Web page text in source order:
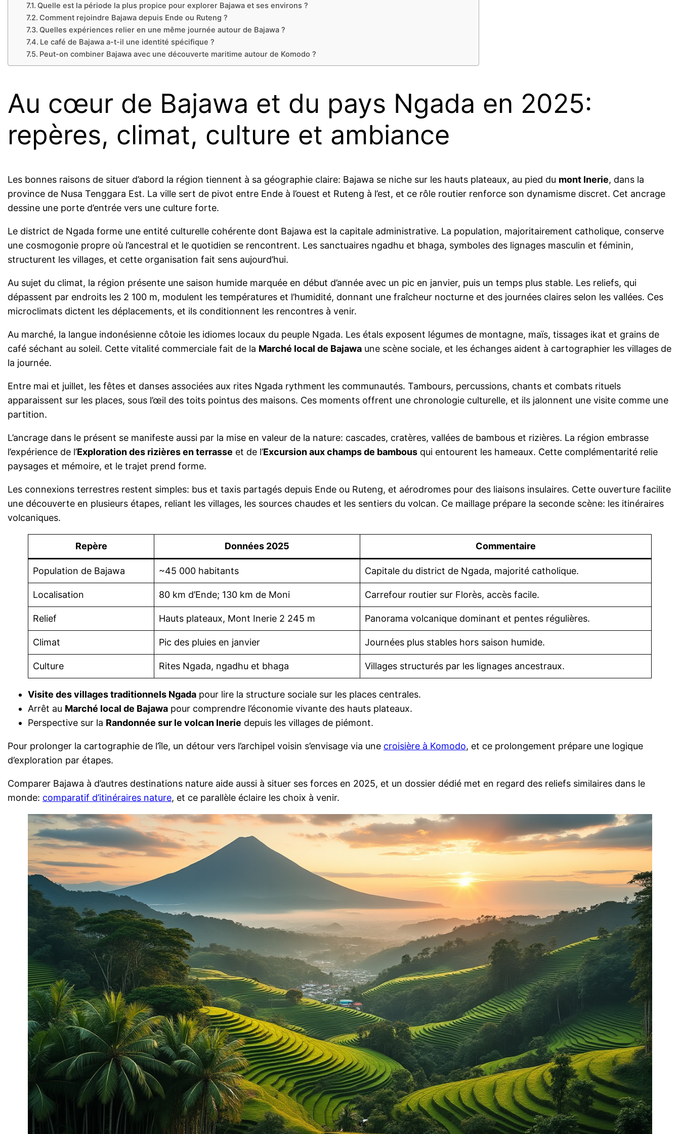
Quelle est la période la plus propice pour explorer Bajawa et ses environs ?
Comment rejoindre Bajawa depuis Ende ou Ruteng ?
Quelles expériences relier en une même journée autour de Bajawa ?
Le café de Bajawa a-t-il une identité spécifique ?
Peut-on combiner Bajawa avec une découverte maritime autour de Komodo ?
Au cœur de Bajawa et du pays Ngada en 2025:
repères, climat, culture et ambiance
Les bonnes raisons de situer d’abord la région tiennent à sa géographie claire: Bajawa se niche sur les hauts plateaux, au pied du mont Inerie, dans la
province de Nusa Tenggara Est. La ville sert de pivot entre Ende à l’ouest et Ruteng à l’est, et ce rôle routier renforce son dynamisme discret. Cet ancrage
dessine une porte d’entrée vers une culture forte.
Le district de Ngada forme une entité culturelle cohérente dont Bajawa est la capitale administrative. La population, majoritairement catholique, conserve
une cosmogonie propre où l’ancestral et le quotidien se rencontrent. Les sanctuaires ngadhu et bhaga, symboles des lignages masculin et féminin,
structurent les villages, et cette organisation fait sens aujourd’hui.
Au sujet du climat, la région présente une saison humide marquée en début d’année avec un pic en janvier, puis un temps plus stable. Les reliefs, qui
dépassent par endroits les 2 100 m, modulent les températures et l’humidité, donnant une fraîcheur nocturne et des journées claires selon les vallées. Ces
microclimats dictent les déplacements, et ils conditionnent les rencontres à venir.
Au marché, la langue indonésienne côtoie les idiomes locaux du peuple Ngada. Les étals exposent légumes de montagne, maïs, tissages ikat et grains de
café séchant au soleil. Cette vitalité commerciale fait de la Marché local de Bajawa une scène sociale, et les échanges aident à cartographier les villages de
la journée.
Entre mai et juillet, les fêtes et danses associées aux rites Ngada rythment les communautés. Tambours, percussions, chants et combats rituels
apparaissent sur les places, sous l’œil des toits pointus des maisons. Ces moments offrent une chronologie culturelle, et ils jalonnent une visite comme une
partition.
L’ancrage dans le présent se manifeste aussi par la mise en valeur de la nature: cascades, cratères, vallées de bambous et rizières. La région embrasse
l’expérience de l’Exploration des rizières en terrasse et de l’Excursion aux champs de bambous qui entourent les hameaux. Cette complémentarité relie
paysages et mémoire, et le trajet prend forme.
Les connexions terrestres restent simples: bus et taxis partagés depuis Ende ou Ruteng, et aérodromes pour des liaisons insulaires. Cette ouverture facilite
une découverte en plusieurs étapes, reliant les villages, les sources chaudes et les sentiers du volcan. Ce maillage prépare la seconde scène: les itinéraires
volcaniques.
Repère Données 2025 Commentaire
Population de Bajawa ~45 000 habitants Capitale du district de Ngada, majorité catholique.
Localisation 80 km d’Ende; 130 km de Moni Carrefour routier sur Florès, accès facile.
Relief Hauts plateaux, Mont Inerie 2 245 m Panorama volcanique dominant et pentes régulières.
Climat Pic des pluies en janvier Journées plus stables hors saison humide.
Culture Rites Ngada, ngadhu et bhaga Villages structurés par les lignages ancestraux.
Visite des villages traditionnels Ngada pour lire la structure sociale sur les places centrales.
Arrêt au Marché local de Bajawa pour comprendre l’économie vivante des hauts plateaux.
Perspective sur la Randonnée sur le volcan Inerie depuis les villages de piémont.
Pour prolonger la cartographie de l’île, un détour vers l’archipel voisin s’envisage via une croisière à Komodo, et ce prolongement prépare une logique
d’exploration par étapes.
Comparer Bajawa à d’autres destinations nature aide aussi à situer ses forces en 2025, et un dossier dédié met en regard des reliefs similaires dans le
monde: comparatif d’itinéraires nature, et ce parallèle éclaire les choix à venir.